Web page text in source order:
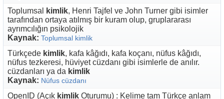
Toplumsal kimlik, Henri Tajfel ve John Turner gibi isimler
tarafından ortaya atılmış bir kuram olup, gruplararası
ayrımcılığın psikolojik
Kaynak: Toplumsal kimlik
Türkçede kimlik, kafa kâğıdı, kafa koçanı, nüfus kâğıdı,
nüfus tezkeresi, hüviyet cüzdanı gibi isimlerle de anılır.
cüzdanları ya da kimlik
Kaynak: Nüfus cüzdanı
OpenID (Açık kimlik Oturumu) : Kelime tam Türkçe anlam